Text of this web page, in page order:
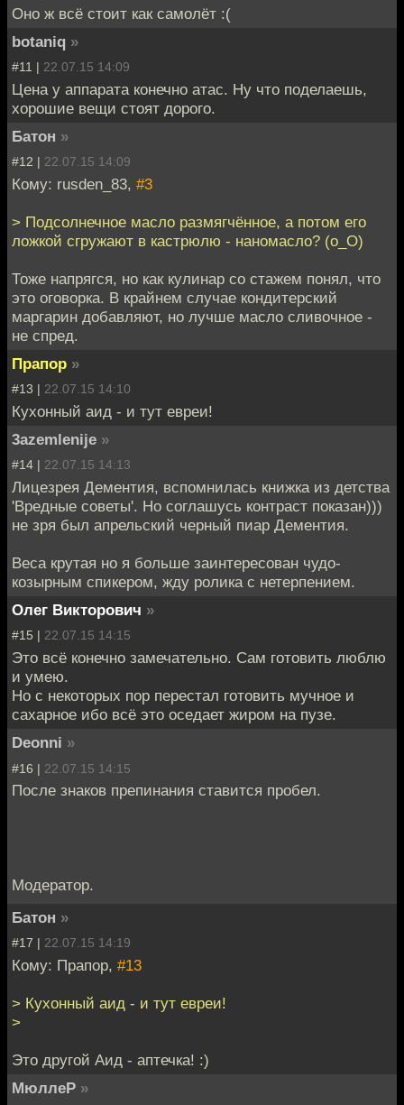
Оно ж всё стоит как самолёт :(
botaniq »
#11 | 22.07.15 14:09
Цена у аппарата конечно атас. Ну что поделаешь,
хорошие вещи стоят дорого.
Батон »
#12 | 22.07.15 14:09
Кому: rusden_83, #3
> Подсолнечное масло размягчённое, а потом его
ложкой сгружают в кастрюлю - наномасло? (о_O)
Тоже напрягся, но как кулинар со стажем понял, что
это оговорка. В крайнем случае кондитерский
маргарин добавляют, но лучше масло сливочное -
не спред.
Прапор »
#13 | 22.07.15 14:10
Кухонный аид - и тут евреи!
3azemlenije »
#14 | 22.07.15 14:13
Лицезрея Дементия, вспомнилась книжка из детства
'Вредные советы'. Но соглашусь контраст показан)))
не зря был апрельский черный пиар Дементия.
Веса крутая но я больше заинтересован чудо-
козырным спикером, жду ролика с нетерпением.
Олег Викторович »
#15 | 22.07.15 14:15
Это всё конечно замечательно. Сам готовить люблю
и умею.
Но с некоторых пор перестал готовить мучное и
сахарное ибо всё это оседает жиром на пузе.
Deonni »
#16 | 22.07.15 14:15
После знаков препинания ставится пробел.
Модератор.
Батон »
#17 | 22.07.15 14:19
Кому: Прапор, #13
> Кухонный аид - и тут евреи!
>
Это другой Аид - аптечка! :)
МюллеР »